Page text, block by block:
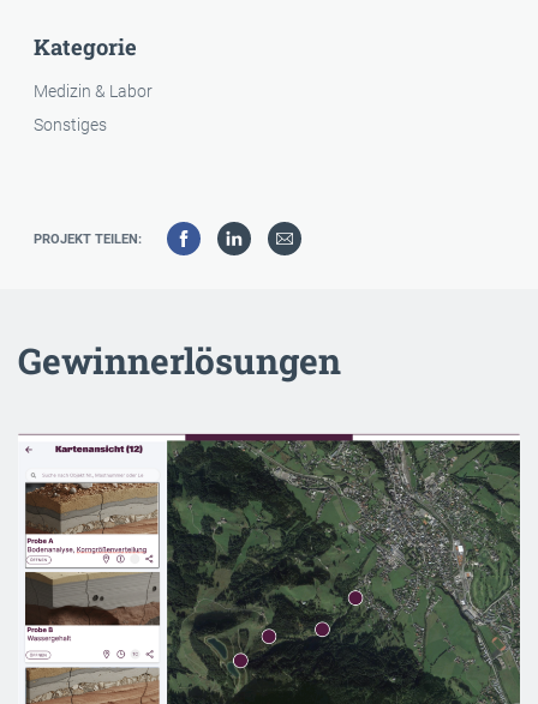
Kategorie
Medizin & Labor
Sonstiges
PROJEKT TEILEN:
Gewinnerlösungen